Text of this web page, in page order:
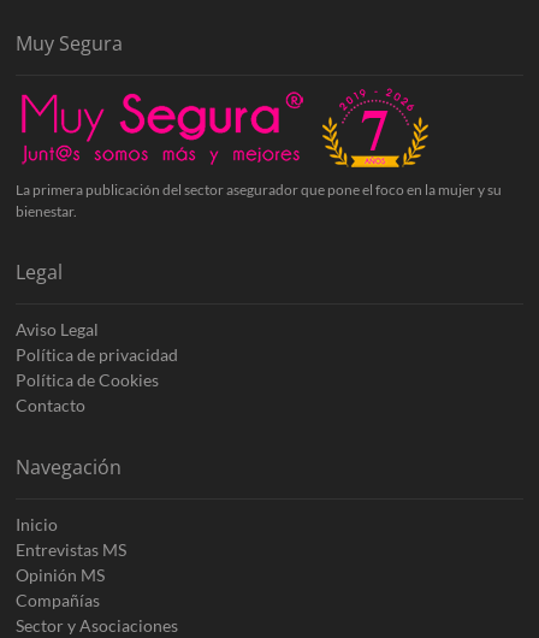
Muy Segura
La primera publicación del sector asegurador que pone el foco en la mujer y su
bienestar.
Legal
Aviso Legal
Política de privacidad
Política de Cookies
Contacto
Navegación
Inicio
Entrevistas MS
Opinión MS
Compañías
Sector y Asociaciones